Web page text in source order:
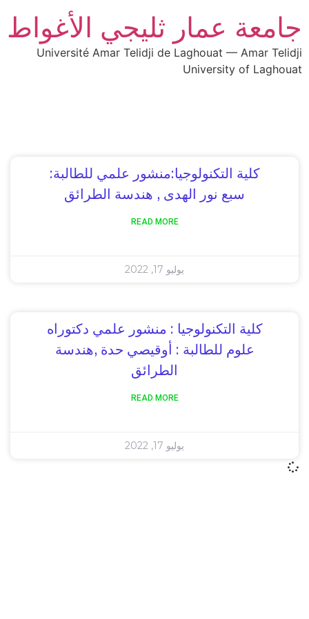
جامعة عمار ثليجي الأغواط
Université Amar Telidji de Laghouat — Amar Telidji
University of Laghouat
كلية التكنولوجيا:منشور علمي للطالبة:
سبع نور الهدى , هندسة الطرائق
READ MORE
يوليو 17, 2022
كلية التكنولوجيا : منشور علمي دكتوراه
علوم للطالبة : أوقيصي حدة ,هندسة
الطرائق
READ MORE
يوليو 17, 2022